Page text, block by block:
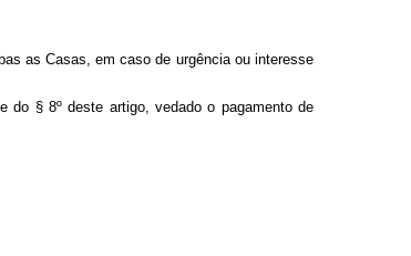
as Casas, em caso de urgência ou interesse
do § 8º deste artigo, vedado o pagamento de